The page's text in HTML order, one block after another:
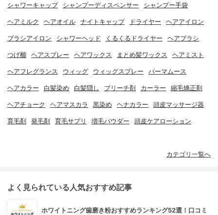
シャワーキャップ シャンプーディスペンサー シャンプー手袋
ヘアミルク ヘアオイル ナイトキャップ ドライヤー ヘアアイロン
ブラシアイロン シャワーヘッド くるくるドライヤー ヘアブラシ
つげ櫛 ヘアスプレー ヘアワックス まとめ髪ワックス ヘアミスト
ヘアフレグランス ウィッグ ウィッグスプレー パーマムース
ヘアカラー 白髪染め 白髪隠し ブリーチ剤 カーラー 縮毛矯正剤
ヘアチョーク ヘアマスカラ 黒染め ヘナカラー 頭皮マッサージ器
育毛剤 発毛剤 育毛サプリ 増毛パウダー 頭皮ケアローション
カテゴリ一覧へ
よく見られている人気おすすめ記事
ホワイトニング歯磨き粉おすすめランキング52選！口コミ